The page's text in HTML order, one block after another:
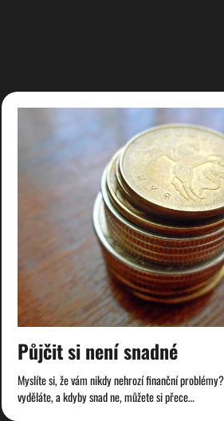
Půjčit si není snadné
Myslíte si, že vám nikdy nehrozí finanční
vyděláte, a kdyby snad ne, můžete si přece…